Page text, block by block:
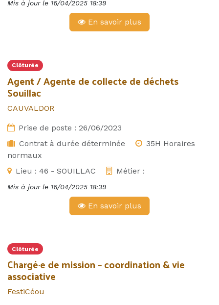
Mis à jour le 16/04/2025 18:39
En savoir plus
Clôturée
Agent / Agente de collecte de déchets
Souillac
CAUVALDOR
Prise de poste : 26/06/2023
Contrat à durée déterminée
35H Horaires
normaux
Lieu : 46 - SOUILLAC Métier :
Mis à jour le 16/04/2025 18:39
En savoir plus
Clôturée
Chargé·e de mission – coordination & vie
associative
FestiCéou